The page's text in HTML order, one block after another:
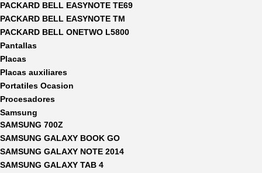
PACKARD BELL EASYNOTE TE69
PACKARD BELL EASYNOTE TM
PACKARD BELL ONETWO L5800
Pantallas
Placas
Placas auxiliares
Portatiles Ocasion
Procesadores
Samsung
SAMSUNG 700Z
SAMSUNG GALAXY BOOK GO
SAMSUNG GALAXY NOTE 2014
SAMSUNG GALAXY TAB 4